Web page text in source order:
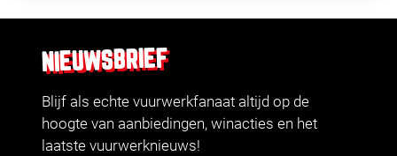
NIEUWSBRIEF
Blijf als echte vuurwerkfanaat altijd op de
hoogte van aanbiedingen, winacties en het
laatste vuurwerknieuws!